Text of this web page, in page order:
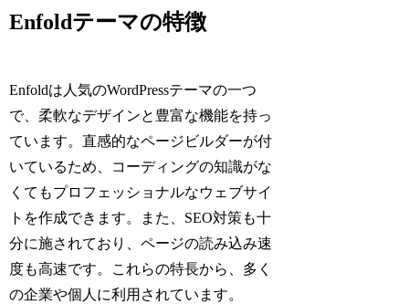
Enfoldテーマの特徴
Enfoldは人気のWordPressテーマの一つ
で、柔軟なデザインと豊富な機能を持っ
ています。直感的なページビルダーが付
いているため、コーディングの知識がな
くてもプロフェッショナルなウェブサイ
トを作成できます。また、SEO対策も十
分に施されており、ページの読み込み速
度も高速です。これらの特長から、多く
の企業や個人に利用されています。